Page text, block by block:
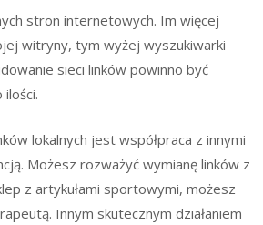
stron internetowych. Im więcej
witryny, tym wyżej wyszukiwarki
sieci linków powinno być
lokalnych jest współpraca z innymi
Możesz rozważyć wymianę linków z
z artykułami sportowymi, możesz
Innym skutecznym działaniem